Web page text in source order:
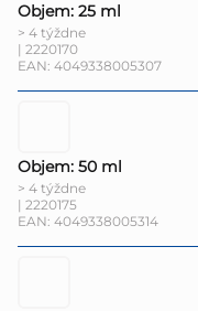
Objem: 25 ml
> 4 týždne
| 2220170
EAN: 4049338005307
Objem: 50 ml
> 4 týždne
| 2220175
EAN: 4049338005314